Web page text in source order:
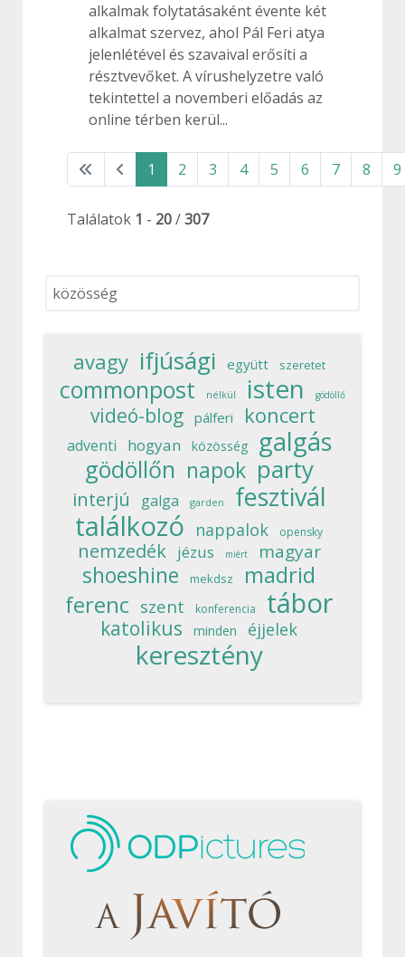
alkalmak folytatásaként évente két
alkalmat szervez, ahol Pál Feri atya
jelenlétével és szavaival erősíti a
résztvevőket. A vírushelyzetre való
tekintettel a novemberi előadás az
online térben kerül...
1 2 3 4 5 6 7 8 9
Találatok 1 - 20/307
Keresés...
avagy ifjúsági együtt szeretet
commonpost nélkül isten gödöllő
videó-blog pálferi koncert
adventi hogyan közösség galgás
gödöllőn napok party
interjú galga garden fesztivál
találkozó nappalok opensky
nemzedék jézus miért magyar
shoeshine mekdsz
madrid
ferenc szent konferencia tábor
katolikus minden éjjelek
keresztény